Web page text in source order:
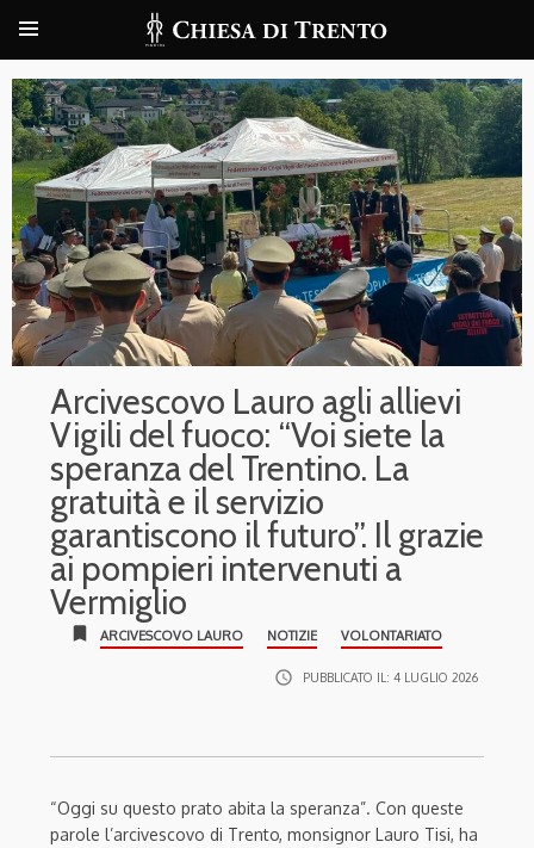
Arcivescovo Lauro agli allievi
Vigili del fuoco: “Voi siete la
speranza del Trentino. La
gratuità e il servizio
garantiscono il futuro”. Il grazie
ai pompieri intervenuti a
Vermiglio
bookmark ARCIVESCOVO LAURO NOTIZIE VOLONTARIATO
access_time PUBBLICATO IL: 4 LUGLIO 2026
“Oggi su questo prato abita la speranza”. Con queste
parole l’arcivescovo di Trento, monsignor Lauro Tisi, ha